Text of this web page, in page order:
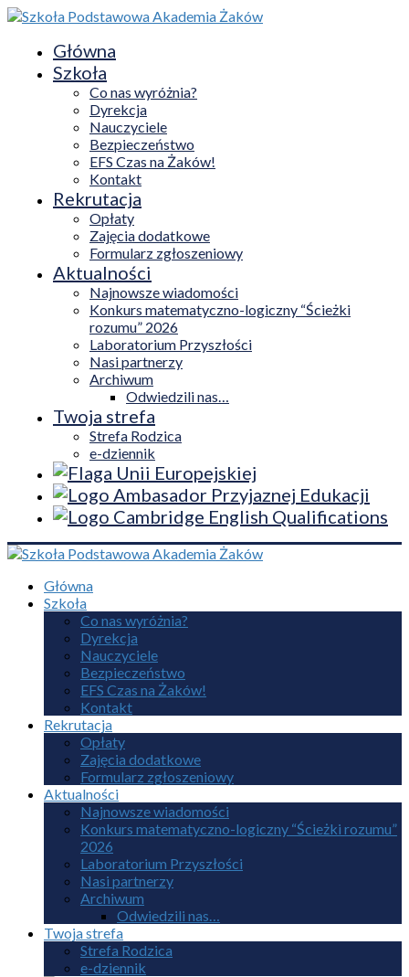
Główna
Szkoła
Co nas wyróżnia?
Dyrekcja
Nauczyciele
Bezpieczeństwo
EFS Czas na Żaków!
Kontakt
Rekrutacja
Opłaty
Zajęcia dodatkowe
Formularz zgłoszeniowy
Aktualności
Najnowsze wiadomości
Konkurs matematyczno-logiczny “Ścieżki
rozumu” 2026
Laboratorium Przyszłości
Nasi partnerzy
Archiwum
Odwiedzili nas…
Twoja strefa
Strefa Rodzica
e-dziennik
Główna
Szkoła
Co nas wyróżnia?
Dyrekcja
Nauczyciele
Bezpieczeństwo
EFS Czas na Żaków!
Kontakt
Rekrutacja
Opłaty
Zajęcia dodatkowe
Formularz zgłoszeniowy
Aktualności
Najnowsze wiadomości
Konkurs matematyczno-logiczny “Ścieżki rozumu”
2026
Laboratorium Przyszłości
Nasi partnerzy
Archiwum
Odwiedzili nas…
Twoja strefa
Strefa Rodzica
e-dziennik